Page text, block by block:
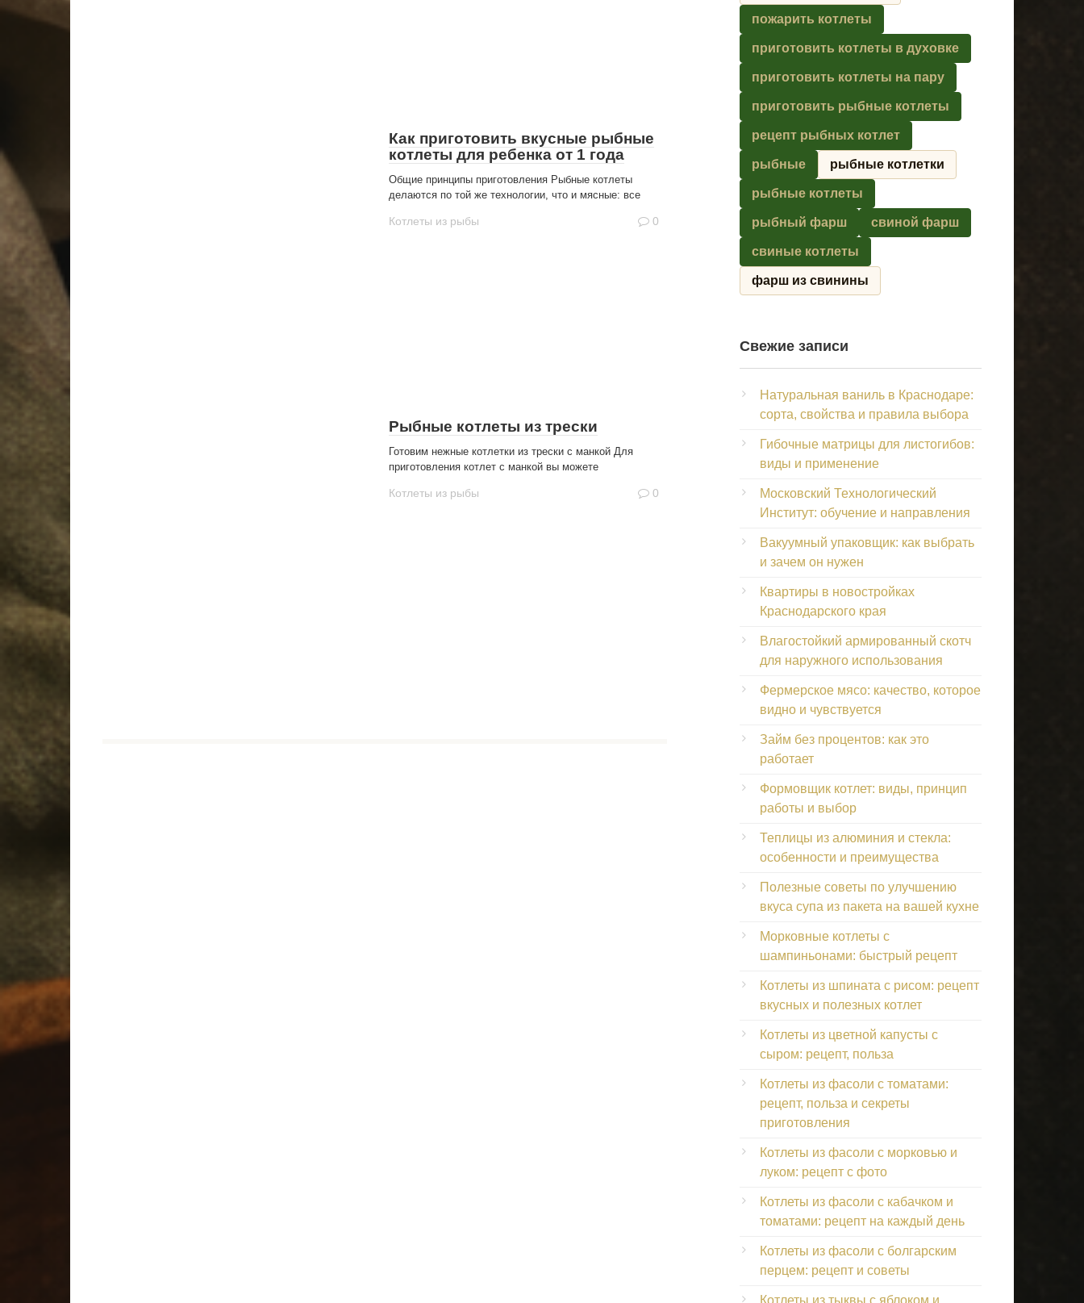
Как приготовить вкусные рыбные
котлеты для ребенка от 1 года
Общие принципы приготовления Рыбные котлеты
делаются по той же технологии, что и мясные: все
Котлеты из рыбы 0
Рыбные котлеты из трески
Готовим нежные котлетки из трески с манкой Для
приготовления котлет с манкой вы можете
Котлеты из рыбы 0
пожарить котлеты
приготовить котлеты в духовке
приготовить котлеты на пару
приготовить рыбные котлеты
рецепт рыбных котлет
рыбные рыбные котлетки
рыбные котлеты
рыбный фарш свиной фарш
свиные котлеты
фарш из свинины
Свежие записи
Натуральная ваниль в Краснодаре:
сорта, свойства и правила выбора
Гибочные матрицы для листогибов:
виды и применение
Московский Технологический
Институт: обучение и направления
Вакуумный упаковщик: как выбрать
и зачем он нужен
Квартиры в новостройках
Краснодарского края
Влагостойкий армированный скотч
для наружного использования
Фермерское мясо: качество, которое
видно и чувствуется
Займ без процентов: как это
работает
Формовщик котлет: виды, принцип
работы и выбор
Теплицы из алюминия и стекла:
особенности и преимущества
Полезные советы по улучшению
вкуса супа из пакета на вашей кухне
Морковные котлеты с
шампиньонами: быстрый рецепт
Котлеты из шпината с рисом: рецепт
вкусных и полезных котлет
Котлеты из цветной капусты с
сыром: рецепт, польза
Котлеты из фасоли с томатами:
рецепт, польза и секреты
приготовления
Котлеты из фасоли с морковью и
луком: рецепт с фото
Котлеты из фасоли с кабачком и
томатами: рецепт на каждый день
Котлеты из фасоли с болгарским
перцем: рецепт и советы
Котлеты из тыквы с яблоком и